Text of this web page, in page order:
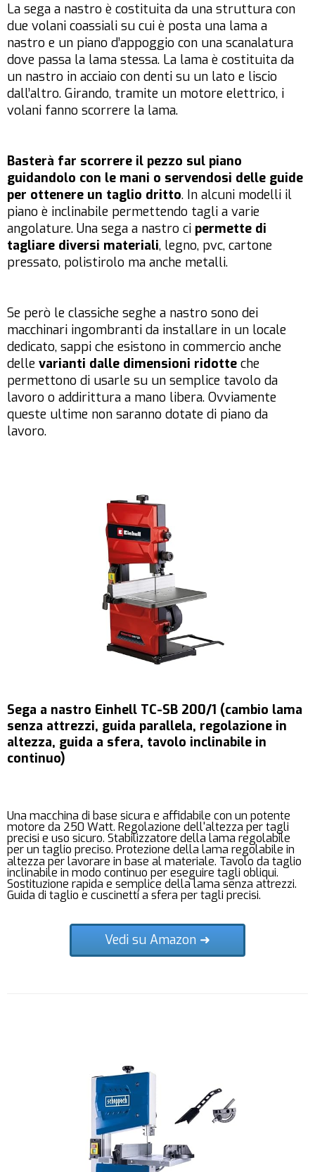
La sega a nastro è costituita da una struttura con
due volani coassiali su cui è posta una lama a
nastro e un piano d’appoggio con una scanalatura
dove passa la lama stessa. La lama è costituita da
un nastro in acciaio con denti su un lato e liscio
dall’altro. Girando, tramite un motore elettrico, i
volani fanno scorrere la lama.
Basterà far scorrere il pezzo sul piano
guidandolo con le mani o servendosi delle guide
per ottenere un taglio dritto. In alcuni modelli il
piano è inclinabile permettendo tagli a varie
angolature. Una sega a nastro ci permette di
tagliare diversi materiali, legno, pvc, cartone
pressato, polistirolo ma anche metalli.
Se però le classiche seghe a nastro sono dei
macchinari ingombranti da installare in un locale
dedicato, sappi che esistono in commercio anche
delle varianti dalle dimensioni ridotte che
permettono di usarle su un semplice tavolo da
lavoro o addirittura a mano libera. Ovviamente
queste ultime non saranno dotate di piano da
lavoro.
Sega a nastro Einhell TC-SB 200/1 (cambio lama
senza attrezzi, guida parallela, regolazione in
altezza, guida a sfera, tavolo inclinabile in
continuo)
Una macchina di base sicura e affidabile con un potente
motore da 250 Watt. Regolazione dell'altezza per tagli
precisi e uso sicuro. Stabilizzatore della lama regolabile
per un taglio preciso. Protezione della lama regolabile in
altezza per lavorare in base al materiale. Tavolo da taglio
inclinabile in modo continuo per eseguire tagli obliqui.
Sostituzione rapida e semplice della lama senza attrezzi.
Guida di taglio e cuscinetti a sfera per tagli precisi.
Vedi su Amazon ➜